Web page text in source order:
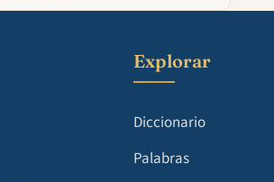
Explorar
Diccionario
Palabras